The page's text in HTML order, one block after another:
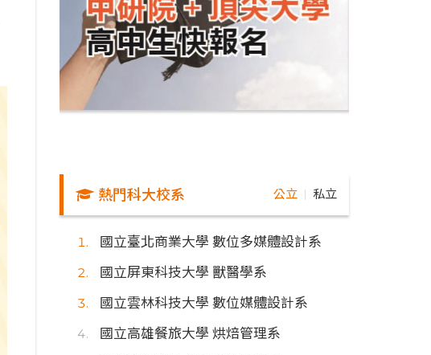
熱門科大校系 公立 私立
國立臺北商業大學 數位多媒體設計系
國立屏東科技大學 獸醫學系
國立雲林科技大學 數位媒體設計系
國立高雄餐旅大學 烘焙管理系